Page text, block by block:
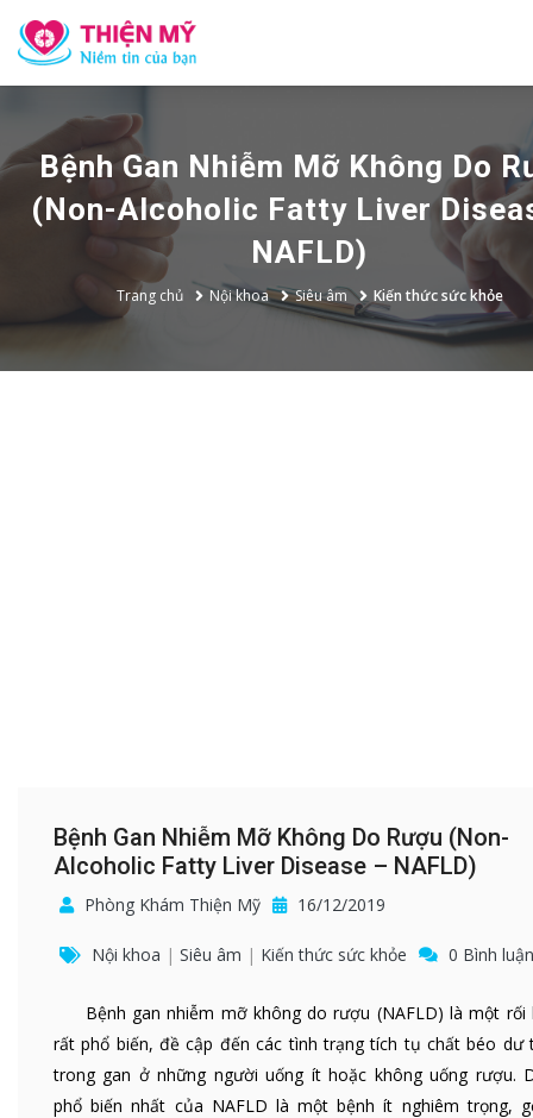
Bệnh Gan Nhiễm Mỡ Không Do
(Non-Alcoholic Fatty Liver
NAFLD)
Trang chủ Nội khoa Siêu âm Kiến thức sức khỏe
Bệnh Gan Nhiễm Mỡ Không Do Rượu (Non-
Alcoholic Fatty Liver Disease – NAFLD)
Phòng Khám Thiện Mỹ 16/12/2019
Nội khoa | Siêu âm | Kiến thức sức khỏe 0 Bình luận
Bệnh gan nhiễm mỡ không do rượu (NAFLD) là một rối
rất phổ biến, đề cập đến các tình trạng tích tụ chất béo dư
trong gan ở những người uống ít hoặc không uống rượu.
phổ biến nhất của NAFLD là một bệnh ít nghiêm trọng,